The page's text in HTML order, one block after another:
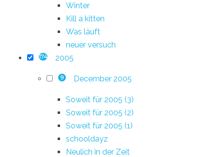
Winter
Kill a kitten
Was läuft
neuer versuch
174 2005
9 December 2005
Soweit für 2005 (3)
Soweit für 2005 (2)
Soweit für 2005 (1)
schooldayz
Neulich in der Zeit